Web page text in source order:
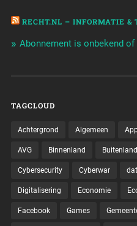
RECHT.NL – INFORMATIE &
Abonnement is onbekend
TAGCLOUD
Achtergrond Algemeen
AVG Binnenland Buitenland
Cybersecurity Cyberwar
Digitalisering Economie
Facebook Games